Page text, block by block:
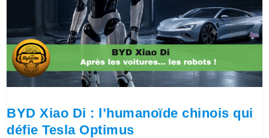
BYD Xiao Di : l’humanoïde chinois qui
défie Tesla Optimus